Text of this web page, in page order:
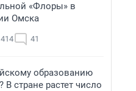
«Флоры» в
Омска
41
образованию
В стране растет число